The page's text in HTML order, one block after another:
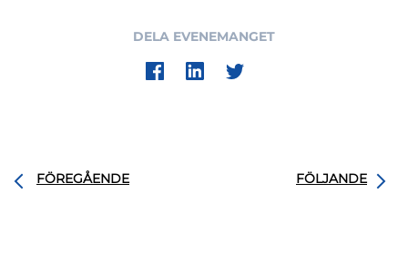
DELA EVENEMANGET
FÖREGÅENDE FÖLJANDE